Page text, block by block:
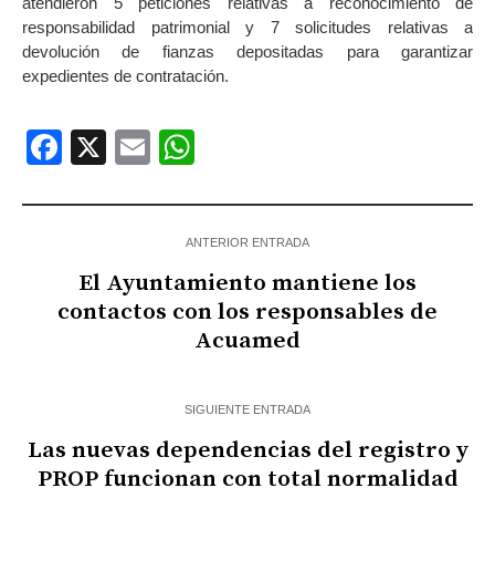
responsabilidad patrimonial y 7 solicitudes relativas a
devolución de fianzas depositadas para garantizar
expedientes de contratación.
Facebook
X Email
ANTERIOR ENTRADA
El Ayuntamiento mantiene los
contactos con los responsables de
Acuamed
SIGUIENTE ENTRADA
Las nuevas dependencias del registro y
PROP funcionan con total normalidad